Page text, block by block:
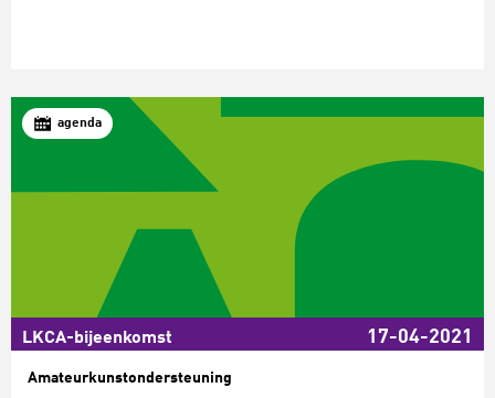
agenda
LKCA-bijeenkomst 17-04-2021
Amateurkunstondersteuning